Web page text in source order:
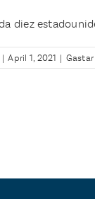
diez
| April 1, 2021 |